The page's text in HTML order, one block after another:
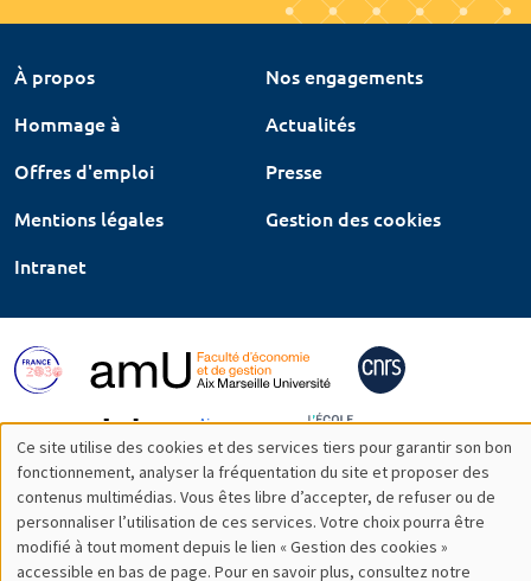
À propos
Nos engagements
Hommage à
Actualités
Offres d'emploi
Presse
Mentions légales
Gestion des cookies
Intranet
Utilisation
des
données
Ce site utilise des cookies et des services tiers pour garantir son bon
fonctionnement, analyser la fréquentation du site et proposer des
contenus multimédias. Vous êtes libre d’accepter, de refuser ou de
personnaliser l’utilisation de ces services. Votre choix pourra être
modifié à tout moment depuis le lien « Gestion des cookies »
accessible en bas de page. Pour en savoir plus, consultez notre